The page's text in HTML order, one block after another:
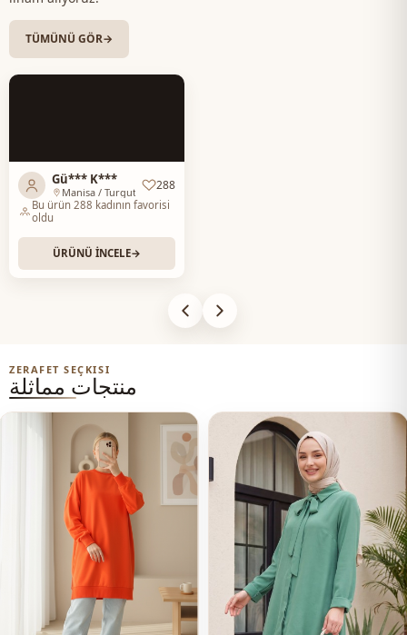
TÜMÜNÜ GÖR→
Gü*** K***
Manisa / Turgutlu 288
Bu ürün 288 kadının favorisi
oldu
ÜRÜNÜ İNCELE→
ZERAFET SEÇKISI
منتجات مماثلة